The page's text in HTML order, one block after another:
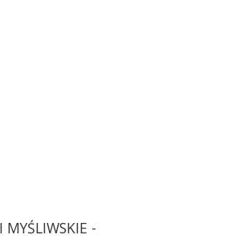
MYŚLIWSKIE -